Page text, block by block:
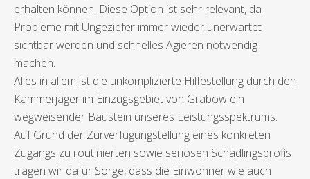
erhalten können. Diese Option ist sehr relevant, da
Probleme mit Ungeziefer immer wieder unerwartet
sichtbar werden und schnelles Agieren notwendig
machen.
Alles in allem ist die unkomplizierte Hilfestellung durch den
Kammerjäger im Einzugsgebiet von Grabow ein
wegweisender Baustein unseres Leistungsspektrums.
Auf Grund der Zurverfügungstellung eines konkreten
Zugangs zu routinierten sowie seriösen Schädlingsprofis
tragen wir dafür Sorge, dass die Einwohner wie auch